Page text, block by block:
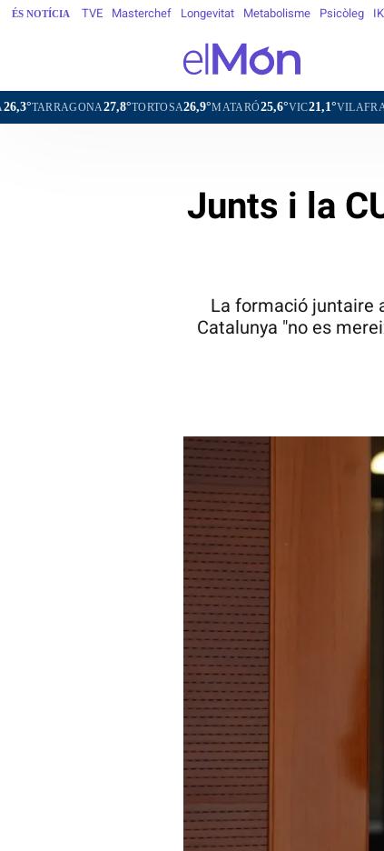
ÉS NOTÍCIA TVE Masterchef Longevitat Metabolisme Psicòleg
27,8°TORTOSA26,9°MATARÓ25,6°VIC21,1°VILAFRANCA DEL
Junts i la
La formació juntaire
Catalunya "no es